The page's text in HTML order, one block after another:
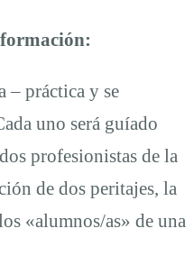
– práctica y se
uno será guíado
profesionistas de la
de dos peritajes, la
«alumnos/as» de una